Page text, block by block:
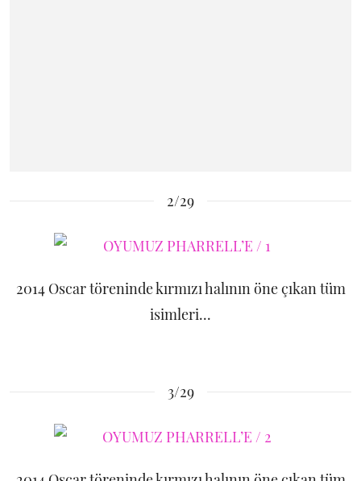
2/29
2014 Oscar töreninde kırmızı halının öne çıkan tüm
isimleri...
3/29